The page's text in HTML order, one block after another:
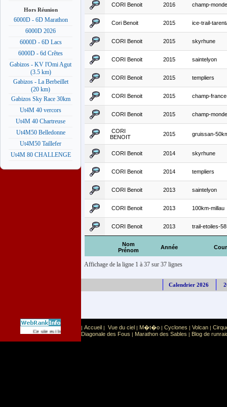
Hors Réunion
6000D - 6D Marathon
6000D 2026
6000D - 6D Lacs
6000D - 6d Crêtes
Gabizos - KV l'Omi Agut
(3.5 km)
Gabizos - La Berbeillet
(20 km)
Gabizos Sky Race 30km
Ut4M 40 vercors
Ut4M 40 Chartreuse
Ut4M50 Belledonne
Ut4M50 Taillefer
Ut4M 80 CHALLENGE
Nom
Prénom
Année
CORI Benoit 2016 champ-
Cori Benoit 2015 ice-trail-
CORI Benoit 2015 skyrhune
CORI Benoit 2015 saintelyon
CORI Benoit 2015 templiers
CORI Benoit 2015 champ-
CORI Benoit 2015 champ-
CORI
BENOIT
2015 gruissan-
CORI Benoit 2014 skyrhune
CORI Benoit 2014 templiers
CORI Benoit 2013 saintelyon
CORI Benoit 2013 100km-millau
CORI Benoit 2013 trail-etoiles-58
Affichage de la ligne 1 à 37 sur 37 lignes
Calendrier 2026
Ce site est list� dans la cat�gorie Sport: Sports extr�mes
| Accueil | Vue du ciel | M�t�o | Cyclones | Volcan |
Diagonale des Fous | Marathon des Sables | Blog de